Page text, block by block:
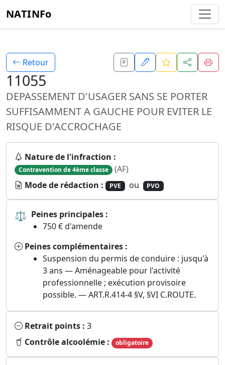
NATINFo
Retour
11055
DEPASSEMENT D'USAGER SANS SE PORTER
SUFFISAMMENT A GAUCHE POUR EVITER LE
RISQUE D'ACCROCHAGE
Nature de l'infraction :
Contravention de 4ème classe (AF)
Mode de rédaction :
PVE ou PVO
⚖ Peines principales :
750 € d'amende
Peines complémentaires :
Suspension du permis de conduire : jusqu'à
3 ans — Aménageable pour l'activité
professionnelle ; exécution provisoire
possible. — ART.R.414-4 §V, §VI C.ROUTE.
Retrait points : 3
Contrôle alcoolémie :
obligatoire